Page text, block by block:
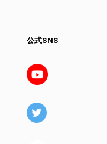
公式SNS